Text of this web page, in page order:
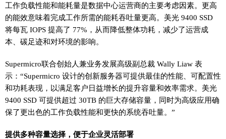
工作负载性能和能耗量是数据中心运营商的主要考虑因素。更高
的能效意味着完成工作所需的能耗吞吐量更高。美光 9400 SSD
将每瓦 IOPS 提高了 77%，从而降低整体功耗，减少了运营成
本、碳足迹和对环境的影响。
Supermicro联合创始人兼业务发展高级副总裁 Wally Liaw 表
示：“Supermicro 设计的创新服务器可提供最佳的性能、可配置性
和功耗表现，以满足客户日益增长的提升容量和效率需求。美光
9400 SSD 可提供超过 30TB 的巨大存储容量，同时为高级应用确
保了更出色的工作负载性能和更快的系统吞吐量。”
提供多种容量选择，便于企业灵活部署